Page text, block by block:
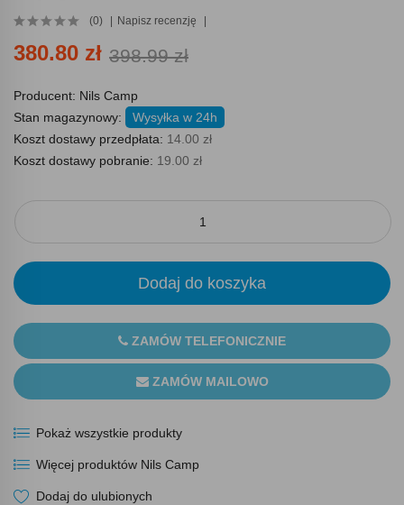
(0) Napisz recenzję
380.80 zł 398.99 zł
Producent: Nils Camp
Stan magazynowy:
Wysyłka w 24h
Koszt dostawy przedpłata: 14.00 zł
Koszt dostawy pobranie: 19.00 zł
Dodaj do koszyka
ZAMÓW TELEFONICZNIE
ZAMÓW MAILOWO
Pokaż wszystkie produkty
Więcej produktów Nils Camp
Dodaj do ulubionych